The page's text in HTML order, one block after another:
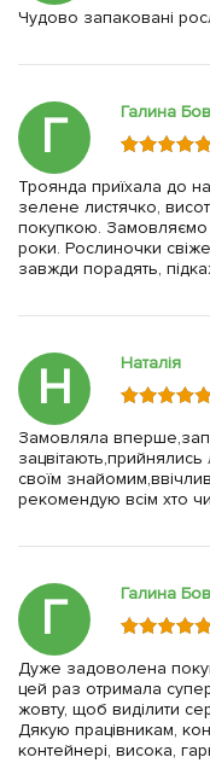
Чудово запаковані
Г Галина
Троянда приїхала до
зелене листячко,
покупкою. Замовляємо
роки. Рослиночки
завжди порадять,
Н Наталія
Замовляла
своїм
рекомендую всім хто
Г Галина
Дуже задоволена
цей раз отримала
жовту, щоб виділити
Дякую працівникам,
контейнері, висока,